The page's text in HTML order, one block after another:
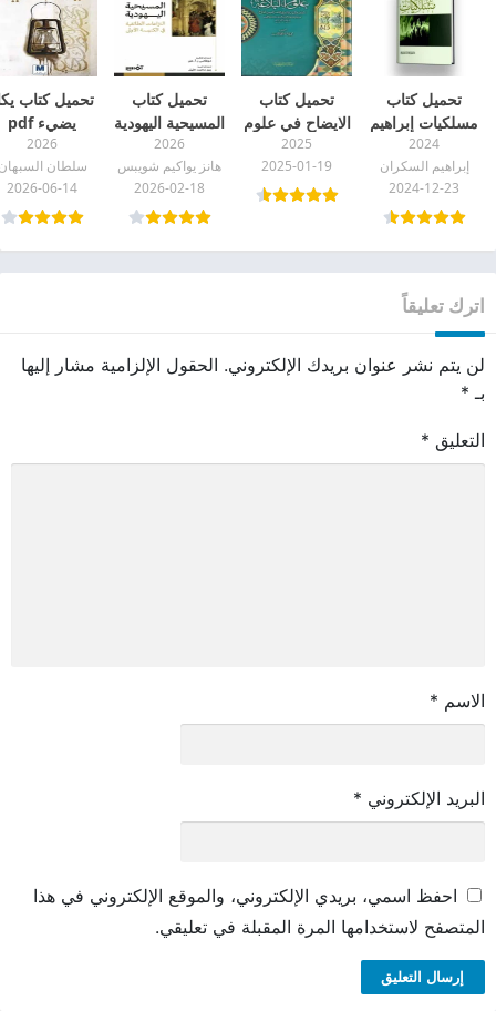
تحميل كتاب
مسلكيات إبراهيم
السكران pdf
2024
إبراهيم السكران
2024-12-23
تحميل كتاب
الايضاح في علوم
البلاغة للقزويني
pdf
2025
2025-01-19
تحميل كتاب
المسيحية اليهودية
(النزاعات
الطائفية في
الكنيسة الأولى)
pdf
2026
هانز يواكيم شويبس
2026-02-18
تحميل كتاب
يضيء pdf
2026
سلطان
2026-06-14
اترك تعليقاً
لن يتم نشر عنوان بريدك الإلكتروني. الحقول الإلزامية مشار إليها
بـ *
التعليق *
الاسم *
البريد الإلكتروني *
احفظ اسمي، بريدي الإلكتروني، والموقع الإلكتروني في هذا
المتصفح لاستخدامها المرة المقبلة في تعليقي.